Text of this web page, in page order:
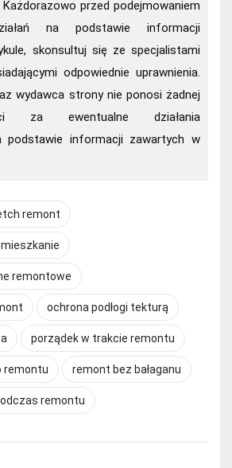
Każdorazowo przed podejmowaniem
na podstawie informacji
skonsultuj się ze specjalistami
odpowiednie uprawnienia.
wydawca strony nie ponosi żadnej
za ewentualne działania
podstawie informacji zawartych w
remont
remontowe
ochrona podłogi tekturą
porządek w trakcie remontu
remontu remont bez bałaganu
remontu